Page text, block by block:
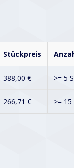
Stückpreis
388,00 € >= 5
266,71 € >= 15